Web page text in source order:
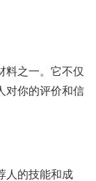
料之一。它不仅
对你的评价和信
人的技能和成